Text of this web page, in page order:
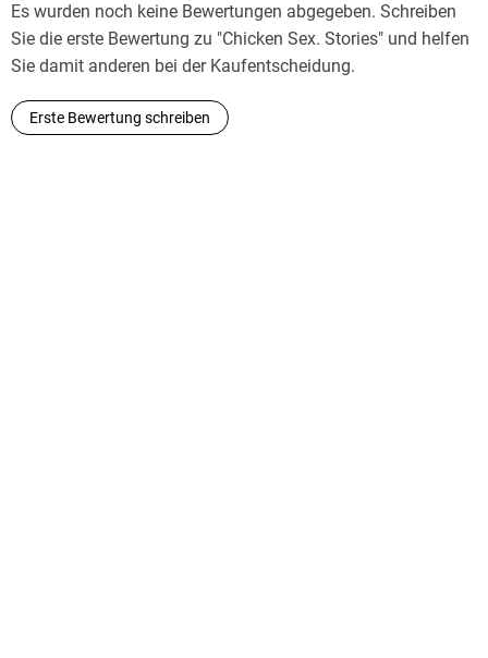
Es wurden noch keine Bewertungen abgegeben. Schreiben
Sie die erste Bewertung zu "Chicken Sex. Stories" und helfen
Sie damit anderen bei der Kaufentscheidung.
Erste Bewertung schreiben